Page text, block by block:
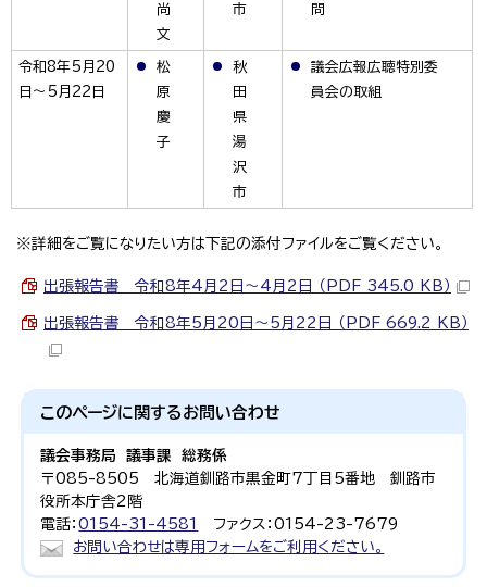
尚
文
市
問
令和8年5月20
日～5月22日
松
原
慶
子
秋
田
県
湯
沢
市
議会広報広聴特別委
員会の取組
※詳細をご覧になりたい方は下記の添付ファイルをご覧ください。
出張報告書 令和8年4月2日～4月2日 （PDF 345.0 KB）
出張報告書 令和8年5月20日～5月22日 （PDF 669.2 KB）
このページに関する お問い合わせ
議会事務局 議事課 総務係
〒085-8505 北海道釧路市黒金町7丁目5番地 釧路市
役所本庁舎2階
電話：0154-31-4581
ファクス：0154-23-7679
お問い合わせは専用フォームをご利用ください。